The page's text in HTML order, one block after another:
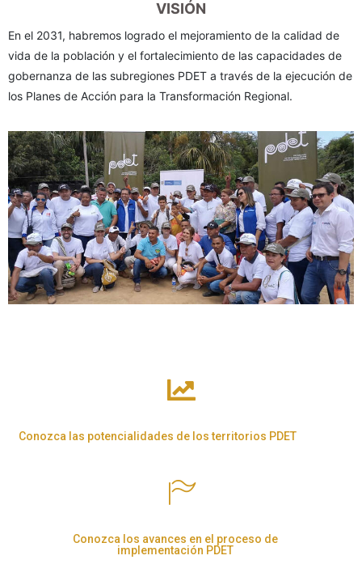
VISIÓN
En el 2031, habremos logrado el mejoramiento de la calidad de
vida de la población y el fortalecimiento de las capacidades de
gobernanza de las subregiones PDET a través de la ejecución de
los Planes de Acción para la Transformación Regional.
Conozca las potencialidades de los territorios PDET
Conozca los avances en el proceso de
implementación PDET